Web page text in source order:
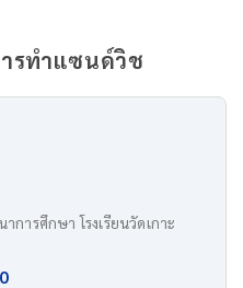
รทำแซนด์วิช
ารศึกษา โรงเรียนวัดเกาะ